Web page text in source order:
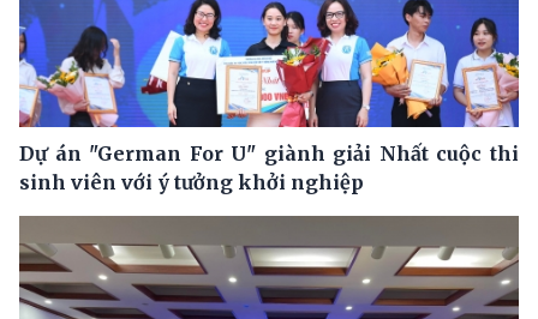
Dự án "German For U" giành giải Nhất cuộc thi
sinh viên với ý tưởng khởi nghiệp